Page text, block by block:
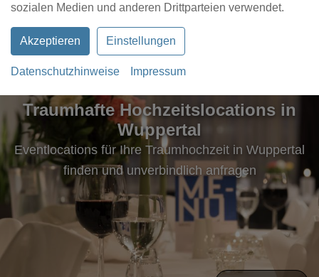
sozialen Medien und anderen Drittparteien verwendet.
Akzeptieren Einstellungen
Datenschutzhinweise Impressum
Traumhafte Hochzeitslocations in
Wuppertal
Eventlocations für Ihre Traumhochzeit in Wuppertal
finden und unverbindlich anfragen